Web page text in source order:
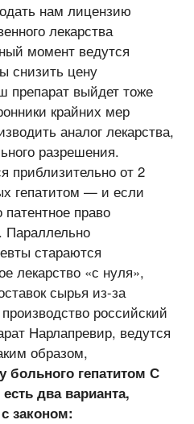
нам лицензию
лекарства
момент ведутся
снизить цену
препарат выйдет тоже
крайних мер
аналог лекарства,
разрешения.
приблизительно от 2
гепатитом — и если
право
Параллельно
стараются
лекарство «с нуля»,
сырья из-за
российский
Нарлапревир, ведутся
образом,
больного гепатитом С
два варианта,
законом: